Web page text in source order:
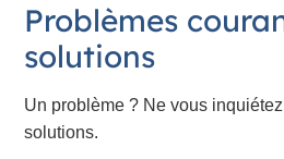
Problèmes
solutions
Un problème ? Ne vous
solutions.